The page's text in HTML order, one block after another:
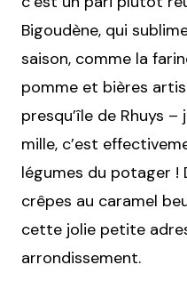
Bigoudène, qui
saison, comme la
pomme et bières
presqu’île de Rhuys
mille, c’est
légumes du potager !
crêpes au caramel
cette jolie petite
arrondissement.